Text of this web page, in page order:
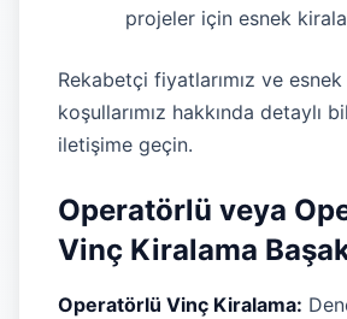
projeler için esnek
Rekabetçi fiyatlarımız ve
koşullarımız hakkında detaylı
iletişime geçin.
Operatörlü veya
Vinç Kiralama
Operatörlü Vinç Kiralama: